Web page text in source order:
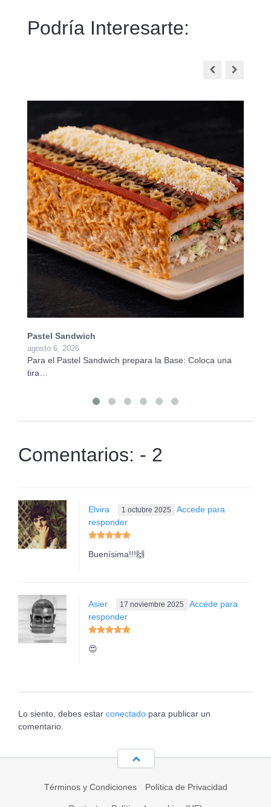
Podría Interesarte:
Pastel Sandwich
agosto 6, 2026
Para el Pastel Sandwich prepara la Base: Coloca una
tira…
Comentarios: - 2
Elvira 1 octubre 2025
Accede para
responder
Buenísima!!!🙌
Asier 17 noviembre 2025
Accede para
responder
😍
Lo siento, debes estar conectado para publicar un
comentario.
Términos y Condiciones Política de Privacidad